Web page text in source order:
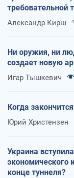
требовательной
Александр Кирш
Ни оружия, ни
создает новую
Игар Тышкевич
Когда
Юрий Христензен
Украина
экономического
конце туннеля?